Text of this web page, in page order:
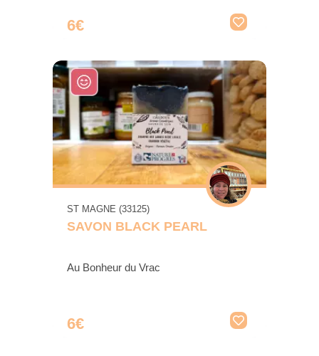
6€
ST MAGNE (33125)
SAVON BLACK PEARL
Au Bonheur du Vrac
6€